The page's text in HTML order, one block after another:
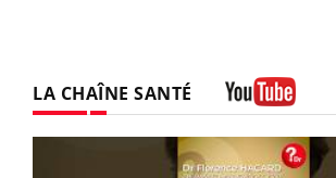
LA CHAÎNE SANTÉ